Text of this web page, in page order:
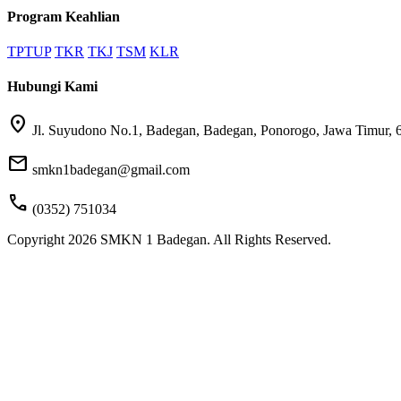
Program Keahlian
TPTUP TKR TKJ TSM KLR
Hubungi Kami
location_on Jl. Suyudono No.1, Badegan, Badegan, Ponorogo, Jawa Timur,
mail smkn1badegan@gmail.com
call (0352) 751034
Copyright 2026 SMKN 1 Badegan. All Rights Reserved.